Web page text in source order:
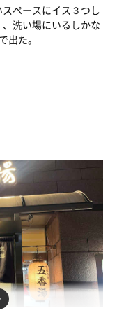
ー
ペースにイス３つし
洗い場にいるしかな
出た。